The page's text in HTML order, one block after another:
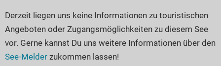
Österreich
Schweiz
Frankreich
Derzeit liegen uns keine Informationen zu touristischen
Angeboten oder Zugangsmöglichkeiten zu diesem See
vor. Gerne kannst Du uns weitere Informationen über den
See-Melder zukommen lassen!